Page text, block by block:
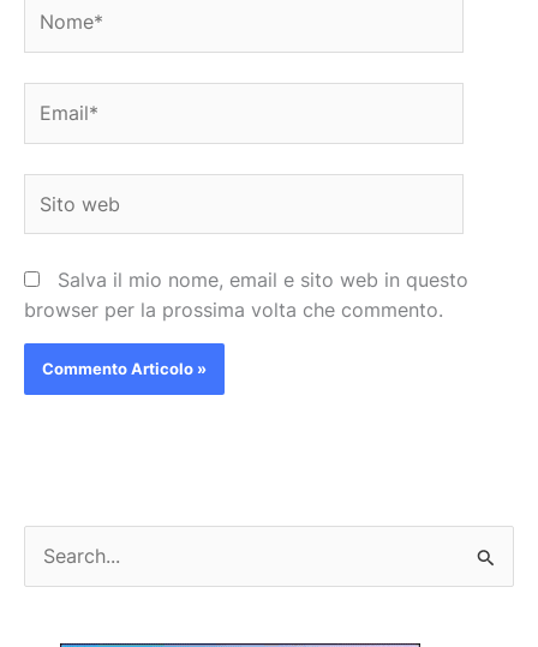
web
Salva il mio nome, email e sito web in questo
browser per la prossima volta che commento.